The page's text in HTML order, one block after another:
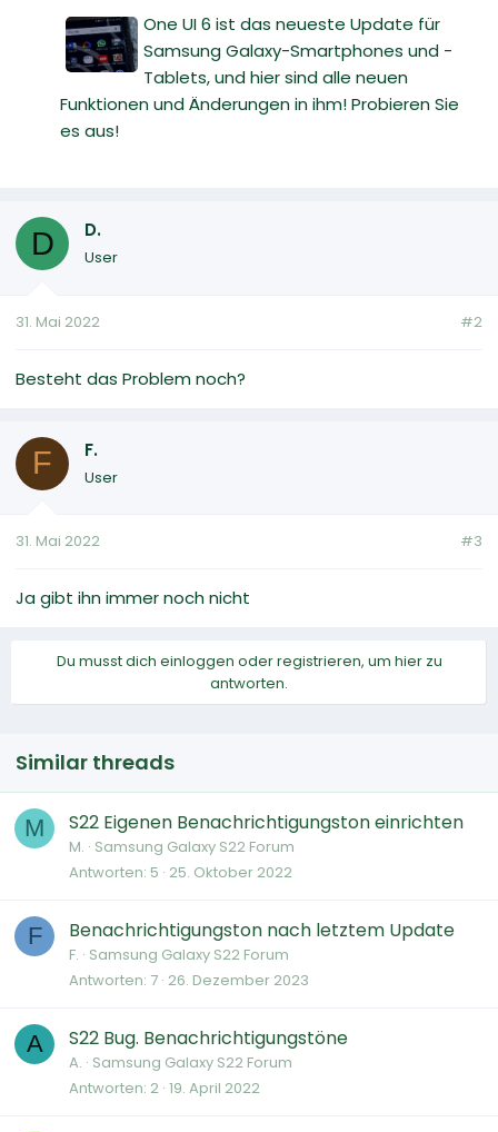
One UI 6 ist das neueste Update für
Samsung Galaxy-Smartphones und -
Tablets, und hier sind alle neuen
Funktionen und Änderungen in ihm! Probieren Sie
es aus!
D D.
User
31. Mai 2022 #2
Besteht das Problem noch?
F F.
User
31. Mai 2022 #3
Ja gibt ihn immer noch nicht
Du musst dich einloggen oder registrieren, um hier zu
antworten.
Similar threads
M S22 Eigenen Benachrichtigungston einrichten
M. Samsung Galaxy S22 Forum
Antworten 5 25. Oktober 2022
F Benachrichtigungston nach letztem Update
F. Samsung Galaxy S22 Forum
Antworten 7 26. Dezember 2023
A S22 Bug. Benachrichtigungstöne
A. Samsung Galaxy S22 Forum
Antworten 2 19. April 2022